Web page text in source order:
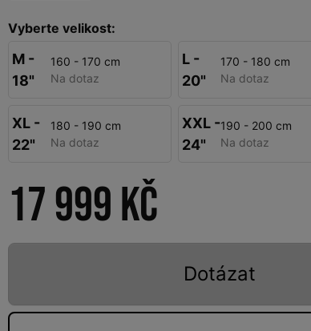
Vyberte velikost:
M -
18"
160 - 170 cm
Na dotaz
L -
20"
170 - 180 cm
Na dotaz
XL -
22"
180 - 190 cm
Na dotaz
XXL -
24"
190 - 200 cm
Na dotaz
17 999 Kč
Dotázat